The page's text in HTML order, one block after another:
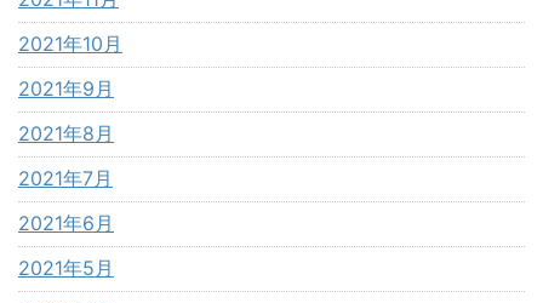
2021年10月
2021年9月
2021年8月
2021年7月
2021年6月
2021年5月